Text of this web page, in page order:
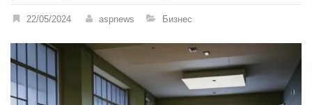
22/05/2024 aspnews Бизнес